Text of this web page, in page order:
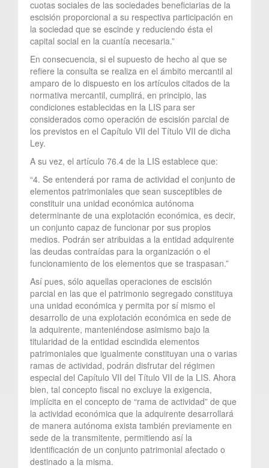
cuotas sociales de las sociedades beneficiarias de la
escisión proporcional a su respectiva participación en
la sociedad que se escinde y reduciendo ésta el
capital social en la cuantía necesaria.”
En consecuencia, si el supuesto de hecho al que se
refiere la consulta se realiza en el ámbito mercantil al
amparo de lo dispuesto en los artículos citados de la
normativa mercantil, cumplirá, en principio, las
condiciones establecidas en la LIS para ser
considerados como operación de escisión parcial de
los previstos en el Capítulo VII del Título VII de dicha
Ley.
A su vez, el artículo 76.4 de la LIS establece que:
“4. Se entenderá por rama de actividad el conjunto de
elementos patrimoniales que sean susceptibles de
constituir una unidad económica autónoma
determinante de una explotación económica, es decir,
un conjunto capaz de funcionar por sus propios
medios. Podrán ser atribuidas a la entidad adquirente
las deudas contraídas para la organización o el
funcionamiento de los elementos que se traspasan.”
Así pues, sólo aquellas operaciones de escisión
parcial en las que el patrimonio segregado constituya
una unidad económica y permita por sí mismo el
desarrollo de una explotación económica en sede de
la adquirente, manteniéndose asimismo bajo la
titularidad de la entidad escindida elementos
patrimoniales que igualmente constituyan una o varias
ramas de actividad, podrán disfrutar del régimen
especial del Capítulo VII del Título VII de la LIS. Ahora
bien, tal concepto fiscal no excluye la exigencia,
implícita en el concepto de “rama de actividad” de que
la actividad económica que la adquirente desarrollará
de manera autónoma exista también previamente en
sede de la transmitente, permitiendo así la
identificación de un conjunto patrimonial afectado o
destinado a la misma.